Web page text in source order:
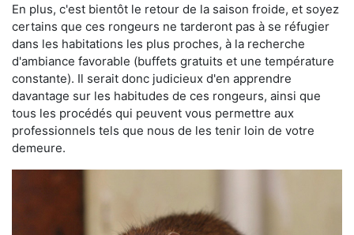
En plus, c'est bientôt le retour de la saison froide, et soyez
certains que ces rongeurs ne tarderont pas à se réfugier
dans les habitations les plus proches, à la recherche
d'ambiance favorable (buffets gratuits et une température
constante). Il serait donc judicieux d'en apprendre
davantage sur les habitudes de ces rongeurs, ainsi que
tous les procédés qui peuvent vous permettre aux
professionnels tels que nous de les tenir loin de votre
demeure.